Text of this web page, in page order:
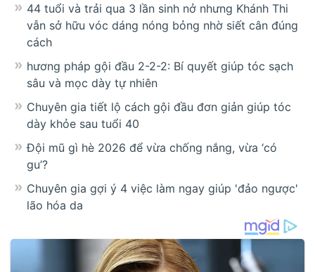
44 tuổi và trải qua 3 lần sinh nở nhưng Khánh Thi
vẫn sở hữu vóc dáng nóng bỏng nhờ siết cân đúng
cách
hương pháp gội đầu 2-2-2: Bí quyết giúp tóc sạch
sâu và mọc dày tự nhiên
Chuyên gia tiết lộ cách gội đầu đơn giản giúp tóc
dày khỏe sau tuổi 40
Đội mũ gì hè 2026 để vừa chống nắng, vừa ‘có
gu’?
Chuyên gia gợi ý 4 việc làm ngay giúp 'đảo ngược'
lão hóa da